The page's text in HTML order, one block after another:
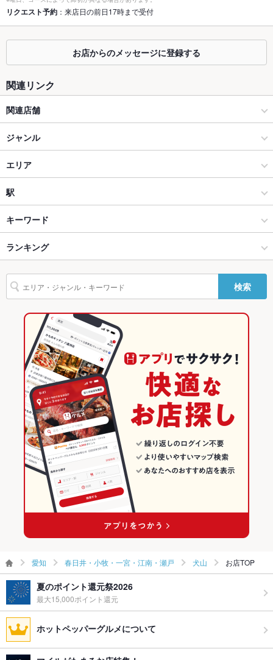
掘りごたつ なし ：掘りごたつはございません。
なし ：-
テラス席 なし ：-
貸切 貸切不可 ：貸し切りOK
設備
Wi-Fi
バリアフリ
駐車場
提携は行っておりません。予めご了承ください。
TV・プロジ
ェクタ
あり
英語メニュ
その他設備
契約農家から仕入れた安心・安全な野菜や卵を使用しておりま
す。
その他
飲み放題
あり ：各種ご予約しております。お気軽にお問い合わせ下さ
い。
食べ放題 なし ：食べ放題はございません。
カクテル充実、ワイン充実
お子様連れ
お子様連れ歓迎 ：お子様もご一緒にお食事をお楽しみいただけ
ます♪
グパーティ
お気軽にお問い合わせください♪
プライズ対
応
備考 －
リクエスト予約 ：来店日の前日17時まで受付
お店からのメッセージに登録する
関連リンク
関連店舗
FARMERS GARDEN Cafe (ファーマーズガーデンカフェ) オムレ
日本酒とお蕎麦が味わえるお店 そばちょこ
和食 宙 錦
FARMERS GARDEN Cafe オムレット 大府allobu店
FARMERS GARDEN Cafe オムレット イオンモール名古屋茶屋店
葱屋平吉 名古屋長者町店
No.9 by セコンダバンビーナ 名駅店
Cafe & Bar il Bamboccio (カフェ＆バー イル バンボッチ
ョ) 名古屋駅店
おでん 鈴
その他の関連店舗
ジャンル
カフェ・スイーツ
カフェ
スイーツ
春日井・小牧・一宮・江南・瀬戸 × カフェ・スイーツ
春日井・小牧・一宮・江南・瀬戸 × カフェ
春日井・小牧・一宮・江南・瀬戸 × スイーツ
犬山駅 × カフェ・スイーツ
犬山駅 × カフェ
犬山駅 × スイーツ
エリア
犬山
犬山 × カフェ・スイーツ
犬山 × カフェ
犬山 × スイーツ
愛知
愛知 × カフェ・スイーツ
愛知 × カフェ
愛知 × スイーツ
駅
犬山駅
キーワード
カニ料理 ハンバーグ
ランキング
愛知のグルメランキング
愛知のカフェ・スイーツランキング
春日井・小牧・一宮・江南・瀬戸のグルメランキング
春日井・小牧・一宮・江南・瀬戸のカフェ・スイーツランキング
犬山のグルメランキング
検索
愛知 春日井・小牧・一宮・江南・瀬戸 犬山 お店TOP
夏のポイント還元祭2026
最大15,000ポイント還元
ホットペッパーグルメについて